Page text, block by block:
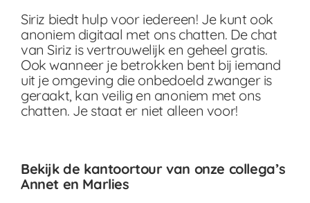
Siriz biedt hulp voor iedereen! Je kunt ook
anoniem digitaal met ons chatten. De chat
van Siriz is vertrouwelijk en geheel gratis.
Ook wanneer je betrokken bent bij iemand
uit je omgeving die onbedoeld zwanger is
geraakt, kan veilig en anoniem met ons
chatten. Je staat er niet alleen voor!
Bekijk de kantoortour van onze collega’s
Annet en Marlies